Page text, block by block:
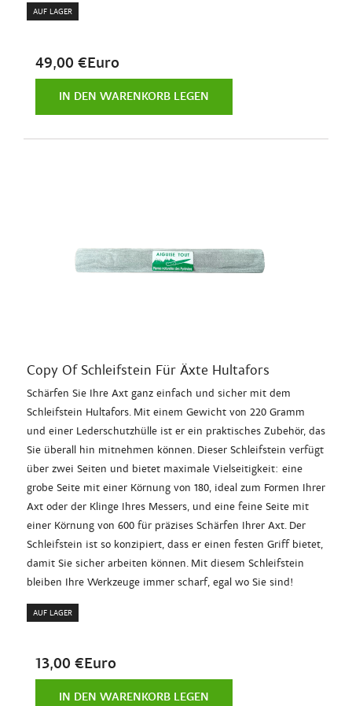
AUF LAGER
49,00 €Euro
IN DEN WARENKORB LEGEN
Copy Of Schleifstein Für Äxte Hultafors
Schärfen Sie Ihre Axt ganz einfach und sicher mit dem
Schleifstein Hultafors. Mit einem Gewicht von 220 Gramm
und einer Lederschutzhülle ist er ein praktisches Zubehör, das
Sie überall hin mitnehmen können. Dieser Schleifstein verfügt
über zwei Seiten und bietet maximale Vielseitigkeit: eine
grobe Seite mit einer Körnung von 180, ideal zum Formen Ihrer
Axt oder der Klinge Ihres Messers, und eine feine Seite mit
einer Körnung von 600 für präzises Schärfen Ihrer Axt. Der
Schleifstein ist so konzipiert, dass er einen festen Griff bietet,
damit Sie sicher arbeiten können. Mit diesem Schleifstein
bleiben Ihre Werkzeuge immer scharf, egal wo Sie sind!
AUF LAGER
13,00 €Euro
IN DEN WARENKORB LEGEN